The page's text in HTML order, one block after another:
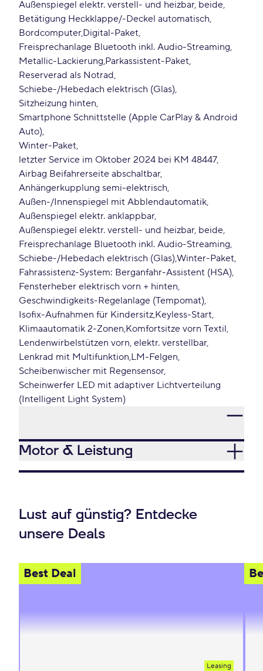
Außenspiegel elektr. verstell- und heizbar, beide
Betätigung Heckklappe/-Deckel automatisch
Bordcomputer Digital-Paket
Freisprechanlage Bluetooth inkl. Audio-Streaming
Metallic-Lackierung Parkassistent-Paket
Reserverad als Notrad
Schiebe-/Hebedach elektrisch (Glas)
Sitzheizung hinten
Smartphone Schnittstelle (Apple CarPlay & Android
Auto)
Winter-Paket
letzter Service im Oktober 2024 bei KM 48447
Airbag Beifahrerseite abschaltbar
Anhängerkupplung semi-elektrisch
Außen-/Innenspiegel mit Abblendautomatik
Außenspiegel elektr. anklappbar
Außenspiegel elektr. verstell- und heizbar, beide
Freisprechanlage Bluetooth inkl. Audio-Streaming
Schiebe-/Hebedach elektrisch (Glas)Winter-Paket
Fahrassistenz-System: Berganfahr-Assistent (HSA)
Fensterheber elektrisch vorn + hinten
Geschwindigkeits-Regelanlage (Tempomat)
Isofix-Aufnahmen für Kindersitz Keyless-Start
Klimaautomatik 2-Zonen Komfortsitze vorn Textil
Lendenwirbelstützen vorn, elektr. verstellbar
Lenkrad mit Multifunktion LM-Felgen
Scheibenwischer mit Regensensor
Scheinwerfer LED mit adaptiver Lichtverteilung
(Intelligent Light System)
Motor & Leistung
Lust auf günstig? Entdecke
unsere Deals
Best Deal
Leasing